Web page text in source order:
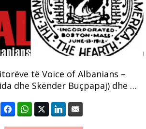
të Voice of Albanians –
dhe Skënder Buçpapaj) dhe …